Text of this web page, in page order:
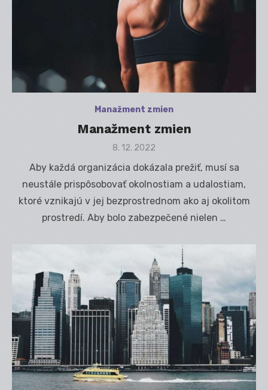
Manažment zmien
Manažment zmien
Posted
8. 12. 2022
Aby každá organizácia dokázala prežiť, musí sa
neustále prispôsobovať okolnostiam a udalostiam,
ktoré vznikajú v jej bezprostrednom ako aj okolitom
prostredí. Aby bolo zabezpečené nielen …